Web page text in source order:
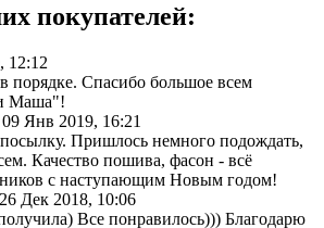
покупателей:
12:12
порядке. Спасибо большое всем
Маша"!
09 Янв 2019, 16:21
Пришлось немного подождать,
Качество пошива, фасон - всё
с наступающим Новым годом!
26 Дек 2018, 10:06
Все понравилось))) Благодарю